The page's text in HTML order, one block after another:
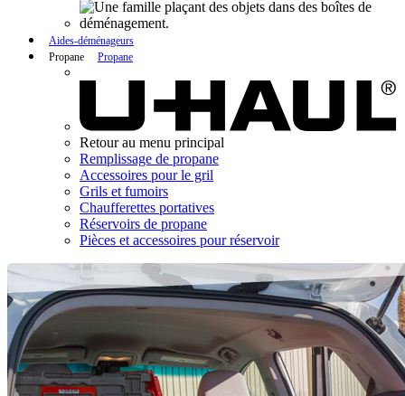
Aides-déménageurs
Propane
Propane
Retour au menu principal
Remplissage de propane
Accessoires pour le gril
Grils et fumoirs
Chaufferettes portatives
Réservoirs de propane
Pièces et accessoires pour réservoir